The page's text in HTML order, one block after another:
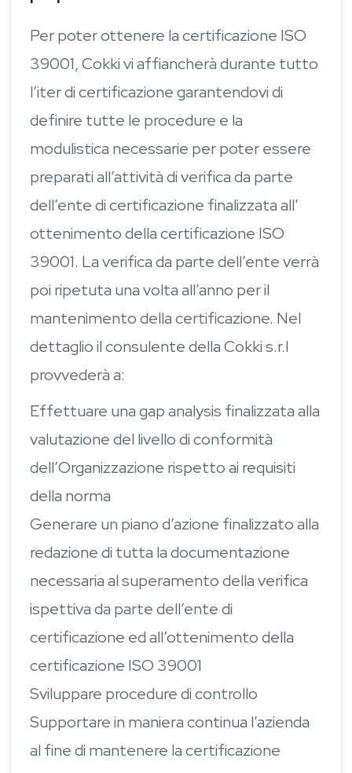
Per poter ottenere la certificazione ISO
39001, Cokki vi affiancherà durante tutto
l’iter di certificazione garantendovi di
definire tutte le procedure e la
modulistica necessarie per poter essere
preparati all’attività di verifica da parte
dell’ente di certificazione finalizzata all’
ottenimento della certificazione ISO
39001. La verifica da parte dell’ente verrà
poi ripetuta una volta all’anno per il
mantenimento della certificazione. Nel
dettaglio il consulente della Cokki s.r.l
provvederà a:
Effettuare una gap analysis finalizzata alla
valutazione del livello di conformità
dell’Organizzazione rispetto ai requisiti
della norma
Generare un piano d’azione finalizzato alla
redazione di tutta la documentazione
necessaria al superamento della verifica
ispettiva da parte dell’ente di
certificazione ed all’ottenimento della
certificazione ISO 39001
Sviluppare procedure di controllo
Supportare in maniera continua l’azienda
al fine di mantenere la certificazione